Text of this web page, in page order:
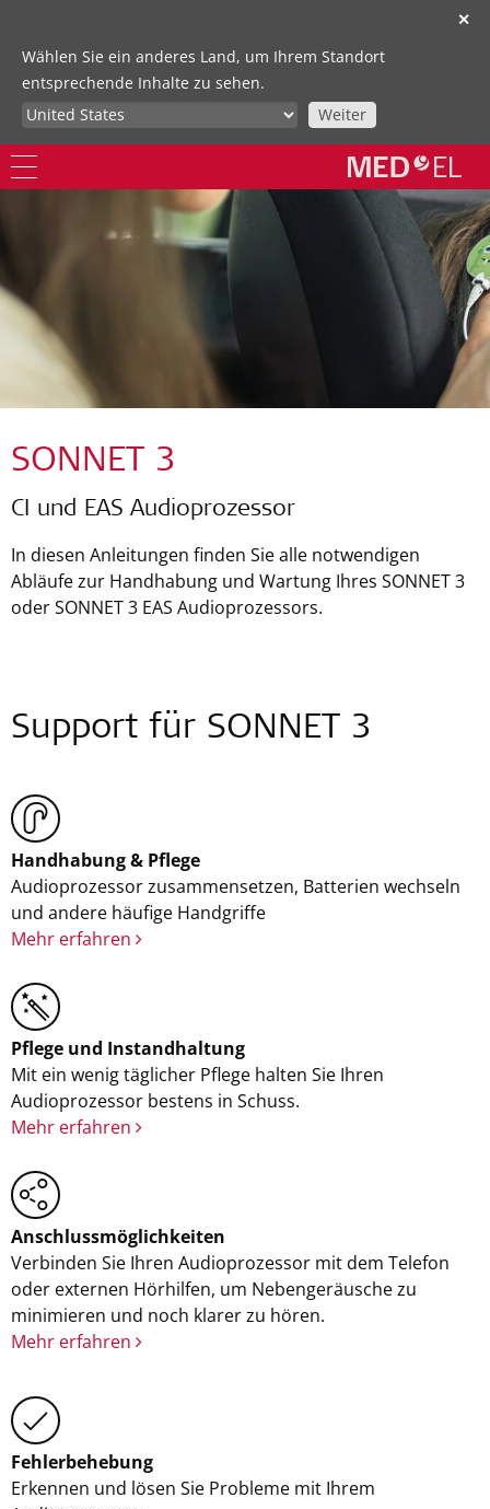
✕
Wählen Sie ein anderes Land, um Ihrem Standort
entsprechende Inhalte zu sehen.
Weiter
SONNET 3
CI und EAS Audioprozessor
In diesen Anleitungen finden Sie alle notwendigen
Abläufe zur Handhabung und Wartung Ihres SONNET 3
oder SONNET 3 EAS Audioprozessors.
Support für SONNET 3
Handhabung & Pflege
Audioprozessor zusammensetzen, Batterien wechseln
und andere häufige Handgriffe
Mehr erfahren
Pflege und Instandhaltung
Mit ein wenig täglicher Pflege halten Sie Ihren
Audioprozessor bestens in Schuss.
Mehr erfahren
Anschlussmöglichkeiten
Verbinden Sie Ihren Audioprozessor mit dem Telefon
oder externen Hörhilfen, um Nebengeräusche zu
minimieren und noch klarer zu hören.
Mehr erfahren
Fehlerbehebung
Erkennen und lösen Sie Probleme mit Ihrem